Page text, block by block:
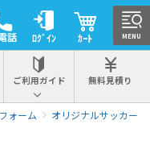
話 ﾛｸﾞｲﾝ ｶｰﾄ
ご利用ガイド 無料見積り
ォーム
オリジナルサッカー
MENU